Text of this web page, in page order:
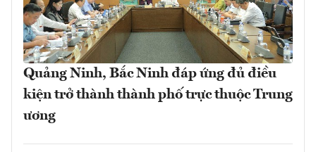
Quảng Ninh, Bắc Ninh đáp ứng đủ điều
kiện trở thành thành phố trực thuộc Trung
ương